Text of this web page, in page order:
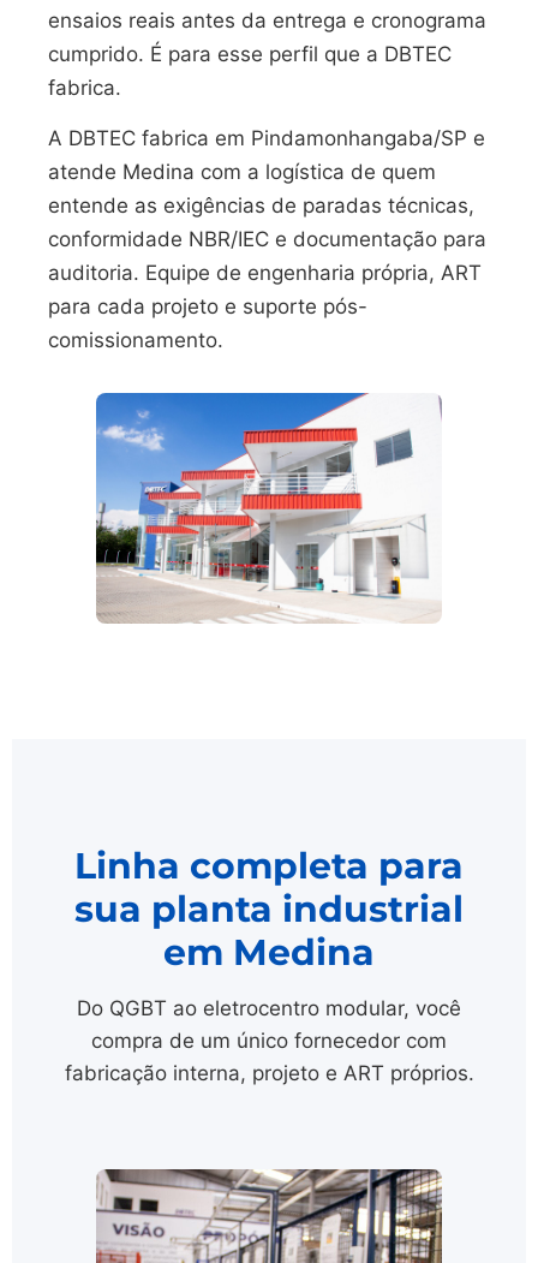
ensaios reais antes da entrega e cronograma
cumprido. É para esse perfil que a DBTEC
fabrica.
A DBTEC fabrica em Pindamonhangaba/SP e
atende Medina com a logística de quem
entende as exigências de paradas técnicas,
conformidade NBR/IEC e documentação para
auditoria. Equipe de engenharia própria, ART
para cada projeto e suporte pós-
comissionamento.
Linha completa para
sua planta industrial
em Medina
Do QGBT ao eletrocentro modular, você
compra de um único fornecedor com
fabricação interna, projeto e ART próprios.